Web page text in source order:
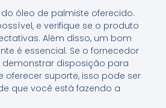
óleo de palmiste oferecido.
e verifique se o produto
Além disso, um bom
é essencial. Se o fornecedor
disposição para
oferecer suporte, isso pode ser
que você está fazendo a